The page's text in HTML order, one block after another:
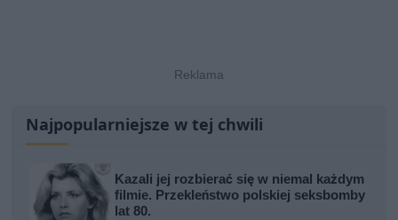
Najpopularniejsze w tej chwili
Kazali jej rozbierać się w niemal każdym
filmie. Przekleństwo polskiej seksbomby
lat 80.